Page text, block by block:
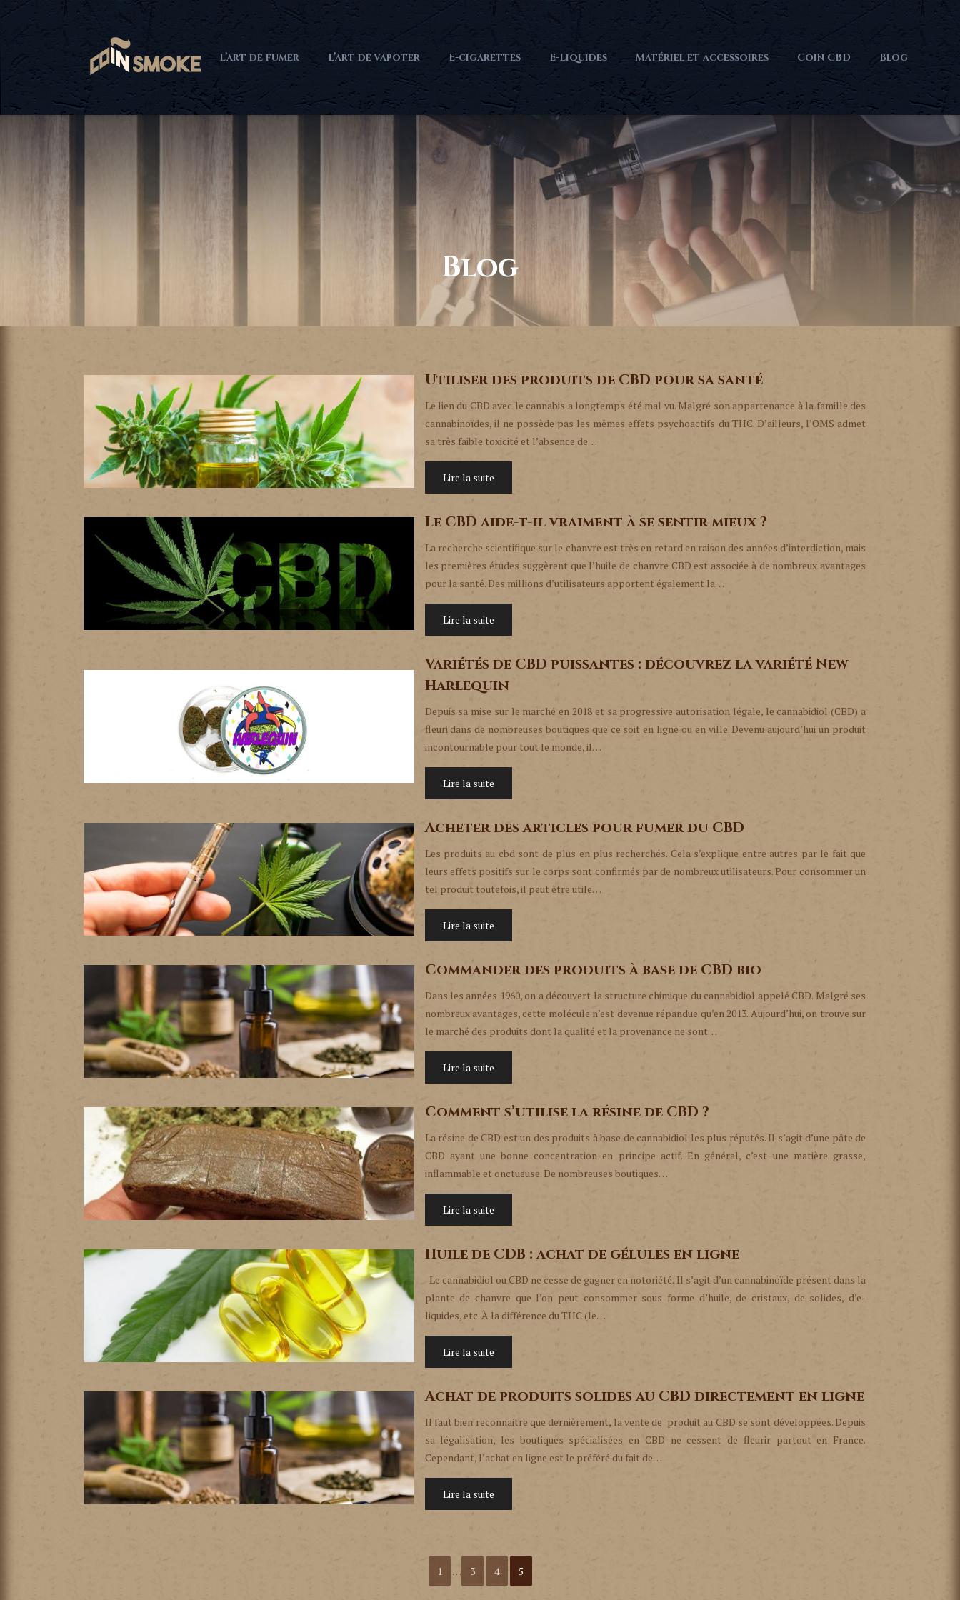
L’art de fumer L’art de vapoter E-cigarettes E-Liquides Matériel et accessoires Coin CBD Blog
Blog
Utiliser des produits de CBD pour sa santé
Le lien du CBD avec le cannabis a longtemps été mal vu. Malgré son appartenance à la famille des
cannabinoïdes, il ne possède pas les mêmes effets psychoactifs du THC. D’ailleurs, l’OMS admet
sa très faible toxicité et l’absence de…
Lire la suite
Le CBD aide-t-il vraiment à se sentir mieux ?
La recherche scientifique sur le chanvre est très en retard en raison des années d’interdiction, mais
les premières études suggèrent que l’huile de chanvre CBD est associée à de nombreux avantages
pour la santé. Des millions d’utilisateurs apportent également la…
Lire la suite
Variétés de CBD puissantes : découvrez la variété New
Harlequin
Depuis sa mise sur le marché en 2018 et sa progressive autorisation légale, le cannabidiol (CBD) a
fleuri dans de nombreuses boutiques que ce soit en ligne ou en ville. Devenu aujourd’hui un produit
incontournable pour tout le monde, il…
Lire la suite
Acheter des articles pour fumer du CBD
Les produits au cbd sont de plus en plus recherchés. Cela s’explique entre autres par le fait que
leurs effets positifs sur le corps sont confirmés par de nombreux utilisateurs. Pour consommer un
tel produit toutefois, il peut être utile…
Lire la suite
Commander des produits à base de CBD bio
Dans les années 1960, on a découvert la structure chimique du cannabidiol appelé CBD. Malgré ses
nombreux avantages, cette molécule n’est devenue répandue qu’en 2013. Aujourd’hui, on trouve sur
le marché des produits dont la qualité et la provenance ne sont…
Lire la suite
Comment s’utilise la résine de CBD ?
La résine de CBD est un des produits à base de cannabidiol les plus réputés. Il s’agit d’une pâte de
CBD ayant une bonne concentration en principe actif. En général, c’est une matière grasse,
inflammable et onctueuse. De nombreuses boutiques…
Lire la suite
Huile de CDB : achat de gélules en ligne
Le cannabidiol ou CBD ne cesse de gagner en notoriété. Il s’agit d’un cannabinoïde présent dans la
plante de chanvre que l’on peut consommer sous forme d’huile, de cristaux, de solides, d’e-
liquides, etc. À la différence du THC (le…
Lire la suite
Achat de produits solides au CBD directement en ligne
Il faut bien reconnaitre que dernièrement, la vente de produit au CBD se sont développées. Depuis
sa légalisation, les boutiques spécialisées en CBD ne cessent de fleurir partout en France.
Cependant, l’achat en ligne est le préféré du fait de…
Lire la suite
1 … 3 4 5